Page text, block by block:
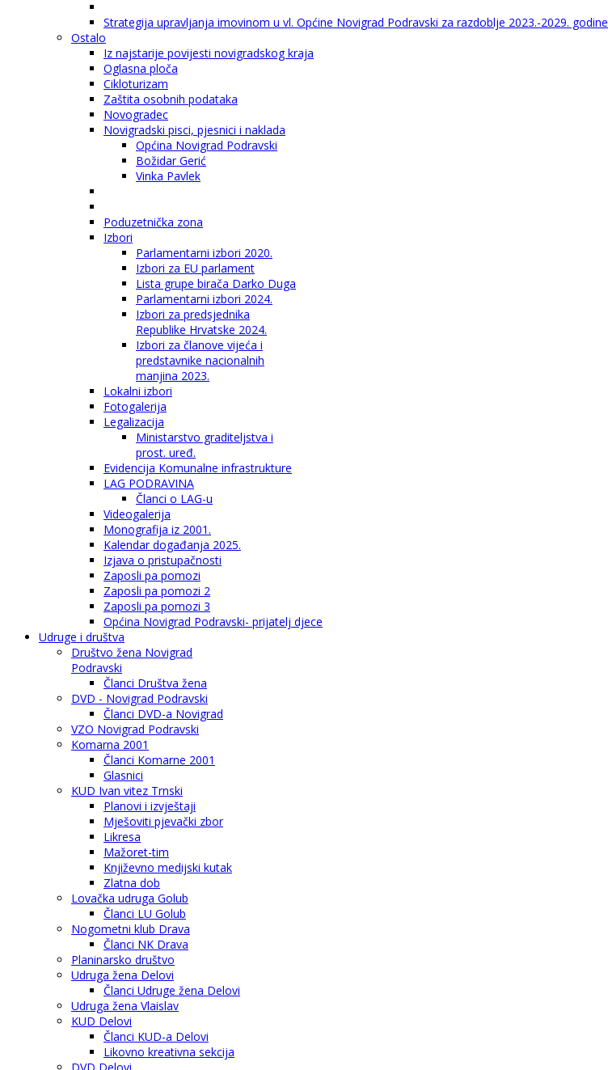
Strategija upravljanja imovinom u vl. Općine Novigrad Podravski za razdoblje 2023.-2029. godine
Ostalo
Iz najstarije povijesti novigradskog kraja
Oglasna ploča
Cikloturizam
Zaštita osobnih podataka
Novogradec
Novigradski pisci, pjesnici i naklada
Općina Novigrad Podravski
Božidar Gerić
Vinka Pavlek
Poduzetnička zona
Izbori
Parlamentarni izbori 2020.
Izbori za EU parlament
Lista grupe birača Darko Duga
Parlamentarni izbori 2024.
Izbori za predsjednika
Republike Hrvatske 2024.
Izbori za članove vijeća i
predstavnike nacionalnih
manjina 2023.
Lokalni izbori
Fotogalerija
Legalizacija
Ministarstvo graditeljstva i
prost. uređ.
Evidencija Komunalne infrastrukture
LAG PODRAVINA
Članci o LAG-u
Videogalerija
Monografija iz 2001.
Kalendar događanja 2025.
Izjava o pristupačnosti
Zaposli pa pomozi
Zaposli pa pomozi 2
Zaposli pa pomozi 3
Općina Novigrad Podravski- prijatelj djece
Udruge i društva
Društvo žena Novigrad
Podravski
Članci Društva žena
DVD - Novigrad Podravski
Članci DVD-a Novigrad
VZO Novigrad Podravski
Komarna 2001
Članci Komarne 2001
Glasnici
KUD Ivan vitez Trnski
Planovi i izvještaji
Mješoviti pjevački zbor
Likresa
Mažoret-tim
Književno medijski kutak
Zlatna dob
Lovačka udruga Golub
Članci LU Golub
Nogometni klub Drava
Članci NK Drava
Planinarsko društvo
Udruga žena Delovi
Članci Udruge žena Delovi
Udruga žena Vlaislav
KUD Delovi
Članci KUD-a Delovi
Likovno kreativna sekcija